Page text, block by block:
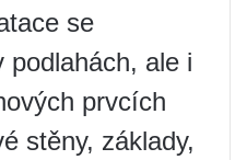
se
podlahách, ale i
prvcích
stěny, základy,